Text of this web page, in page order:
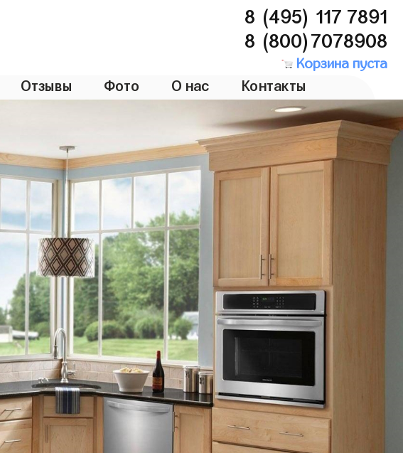
8 (495) 117 7891
8 (800)7078908
Корзина пуста
Отзывы Фото О нас Контакты